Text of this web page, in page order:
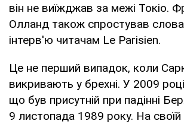
він не виїжджав за межі Токіо.
Олланд також спростував
інтерв'ю читачам Le Parisien.
Це не перший випадок, коли
викривають у брехні. У 2009
що був присутній при падінні
9 листопада 1989 року. На своїй